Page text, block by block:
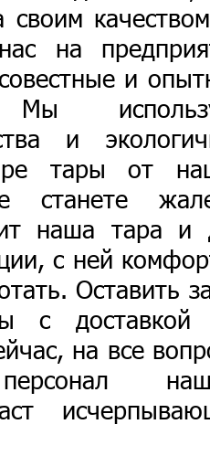
своим
на
и
Мы
и
тары от
наша тара и
с ней
Оставить
с
на все